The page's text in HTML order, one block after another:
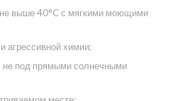
не выше 40°C с мягкими моющими
агрессивной химии;
не под прямыми солнечными